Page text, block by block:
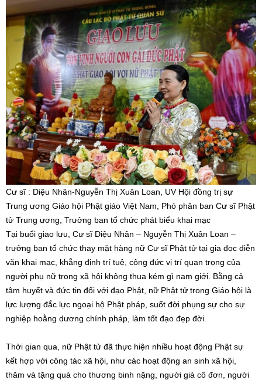
Cư sĩ : Diệu Nhân-Nguyễn Thị Xuân Loan, UV Hội đồng trị sự
Trung ương Giáo hội Phật giáo Việt Nam, Phó phân ban Cư sĩ Phật
tử Trung ương, Trưởng ban tổ chức phát biểu khai mạc
Tại buổi giao lưu, Cư sĩ Diệu Nhân – Nguyễn Thị Xuân Loan –
trưởng ban tổ chức thay mặt hàng nữ Cư sĩ Phật tử tại gia đọc diễn
văn khai mạc, khẳng định trí tuệ, công đức vị trí quan trọng của
người phụ nữ trong xã hội không thua kém gì nam giới. Bằng cả
tâm huyết và đức tin đối với đạo Phật, nữ Phật tử trong Giáo hội là
lực lượng đắc lực ngoại hộ Phật pháp, suốt đời phụng sự cho sự
nghiệp hoằng dương chính pháp, làm tốt đạo đẹp đời.
Thời gian qua, nữ Phật tử đã thực hiện nhiều hoạt động Phật sự
kết hợp với công tác xã hội, như các hoạt động an sinh xã hội,
thăm và tặng quà cho thương binh nặng, người già cô đơn, người